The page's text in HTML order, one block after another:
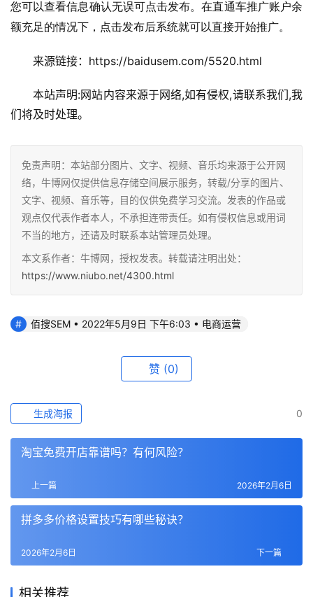
您可以查看信息确认无误可点击发布。在直通车推广账户余
额充足的情况下，点击发布后系统就可以直接开始推广。
来源链接：https://baidusem.com/5520.html
本站声明:网站内容来源于网络,如有侵权,请联系我们,我
们将及时处理。
免责声明：本站部分图片、文字、视频、音乐均来源于公开网
络，牛博网仅提供信息存储空间展示服务，转载/分享的图片、
文字、视频、音乐等，目的仅供免费学习交流。发表的作品或
观点仅代表作者本人，不承担连带责任。如有侵权信息或用词
不当的地方，还请及时联系本站管理员处理。
本文系作者：牛博网，授权发表。转载请注明出处：
https://www.niubo.net/4300.html
佰搜SEM • 2022年5月9日 下午6:03 • 电商运营
赞 (0)
0
生成海报
淘宝免费开店靠谱吗？有何风险？
上一篇 2026年2月6日
拼多多价格设置技巧有哪些秘诀？
下一篇
2026年2月6日
相关推荐